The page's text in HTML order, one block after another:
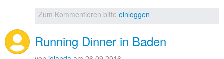
Zum Kommentieren bitte einloggen
Running Dinner in Baden